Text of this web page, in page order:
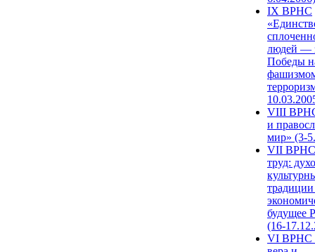
IX ВРНС
людей —
Победы
VIII
и
мир» (3-
VII ВРНС
труд:
будущее
(16-
VI ВРНС